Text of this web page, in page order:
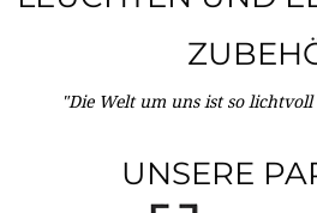
"Die Welt um uns ist so
UNSERE